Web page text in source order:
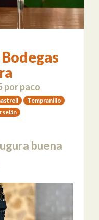
porpaco
Tempranillo
buena